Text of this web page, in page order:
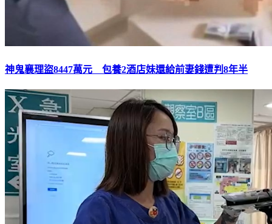
神鬼襄理盜8447萬元 包養2酒店妹還給前妻錢遭判8年半